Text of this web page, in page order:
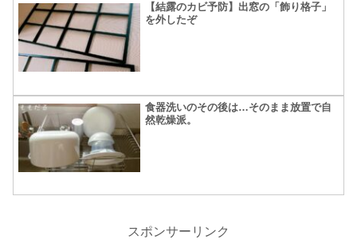
【結露のカビ予防】出窓の「飾り格子」
を外したぞ
食器洗いのその後は…そのまま放置で自
然乾燥派。
スポンサーリンク